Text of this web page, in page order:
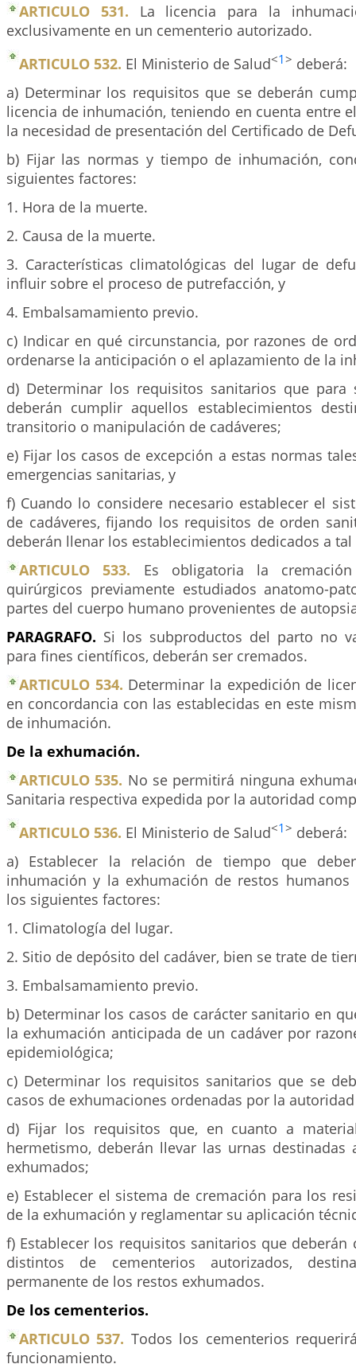
ARTICULO 531. La licencia para la
exclusivamente en un cementerio autorizado.
ARTICULO 532. El Ministerio de Salud<1> deberá:
a) Determinar los requisitos que se deberán
licencia de inhumación, teniendo en cuenta entre
la necesidad de presentación del Certificado de
b) Fijar las normas y tiempo de inhumación,
siguientes factores:
1. Hora de la muerte.
2. Causa de la muerte.
3. Características climatológicas del lugar de
influir sobre el proceso de putrefacción, y
4. Embalsamamiento previo.
c) Indicar en qué circunstancia, por razones de
ordenarse la anticipación o el aplazamiento de la
d) Determinar los requisitos sanitarios que para
deberán cumplir aquellos establecimientos
transitorio o manipulación de cadáveres;
e) Fijar los casos de excepción a estas normas
emergencias sanitarias, y
f) Cuando lo considere necesario establecer el
de cadáveres, fijando los requisitos de orden
deberán llenar los establecimientos dedicados a
ARTICULO 533. Es obligatoria la
quirúrgicos previamente estudiados anatomo-
partes del cuerpo humano provenientes de
PARAGRAFO. Si los subproductos del parto no
para fines científicos, deberán ser cremados.
ARTICULO 534. Determinar la expedición de
en concordancia con las establecidas en este
de inhumación.
De la exhumación.
ARTICULO 535. No se permitirá ninguna
Sanitaria respectiva expedida por la autoridad
ARTICULO 536. El Ministerio de Salud<1> deberá:
a) Establecer la relación de tiempo que
inhumación y la exhumación de restos
los siguientes factores:
1. Climatología del lugar.
2. Sitio de depósito del cadáver, bien se trate de
3. Embalsamamiento previo.
b) Determinar los casos de carácter sanitario en
la exhumación anticipada de un cadáver por
epidemiológica;
c) Determinar los requisitos sanitarios que se
casos de exhumaciones ordenadas por la
d) Fijar los requisitos que, en cuanto a
hermetismo, deberán llevar las urnas
exhumados;
e) Establecer el sistema de cremación para los
de la exhumación y reglamentar su aplicación
f) Establecer los requisitos sanitarios que
distintos de cementerios autorizados,
permanente de los restos exhumados.
De los cementerios.
ARTICULO 537. Todos los cementerios
funcionamiento.